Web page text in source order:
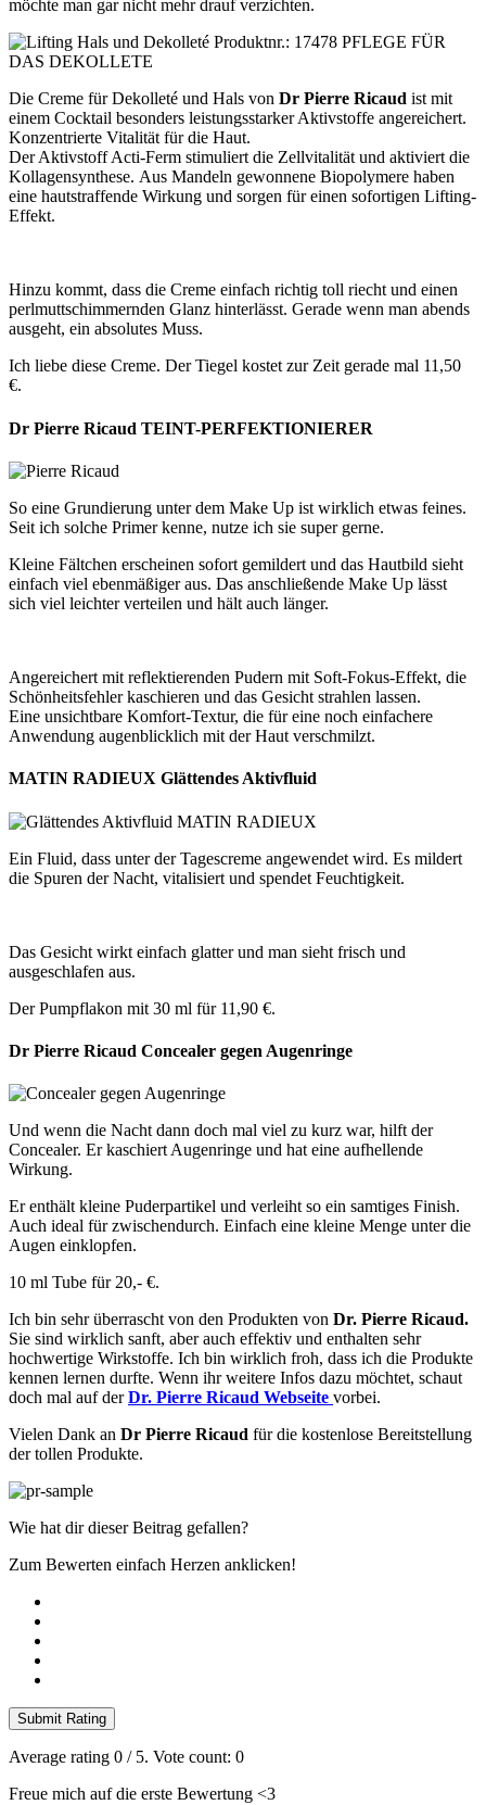
möchte man gar nicht mehr drauf verzichten.
Die Creme für Dekolleté und Hals von Dr Pierre Ricaud ist mit
einem Cocktail besonders leistungsstarker Aktivstoffe angereichert.
Konzentrierte Vitalität für die Haut.
Der Aktivstoff Acti-Ferm stimuliert die Zellvitalität und aktiviert die
Kollagensynthese. Aus Mandeln gewonnene Biopolymere haben
eine hautstraffende Wirkung und sorgen für einen sofortigen Lifting-
Effekt.
Hinzu kommt, dass die Creme einfach richtig toll riecht und einen
perlmuttschimmernden Glanz hinterlässt. Gerade wenn man abends
ausgeht, ein absolutes Muss.
Ich liebe diese Creme. Der Tiegel kostet zur Zeit gerade mal 11,50
€.
Dr Pierre Ricaud TEINT-PERFEKTIONIERER
So eine Grundierung unter dem Make Up ist wirklich etwas feines.
Seit ich solche Primer kenne, nutze ich sie super gerne.
Kleine Fältchen erscheinen sofort gemildert und das Hautbild sieht
einfach viel ebenmäßiger aus. Das anschließende Make Up lässt
sich viel leichter verteilen und hält auch länger.
Angereichert mit reflektierenden Pudern mit Soft-Fokus-Effekt, die
Schönheitsfehler kaschieren und das Gesicht strahlen lassen.
Eine unsichtbare Komfort-Textur, die für eine noch einfachere
Anwendung augenblicklich mit der Haut verschmilzt.
MATIN RADIEUX Glättendes Aktivfluid
Ein Fluid, dass unter der Tagescreme angewendet wird. Es mildert
die Spuren der Nacht, vitalisiert und spendet Feuchtigkeit.
Das Gesicht wirkt einfach glatter und man sieht frisch und
ausgeschlafen aus.
Der Pumpflakon mit 30 ml für 11,90 €.
Dr Pierre Ricaud Concealer gegen Augenringe
Und wenn die Nacht dann doch mal viel zu kurz war, hilft der
Concealer. Er kaschiert Augenringe und hat eine aufhellende
Wirkung.
Er enthält kleine Puderpartikel und verleiht so ein samtiges Finish.
Auch ideal für zwischendurch. Einfach eine kleine Menge unter die
Augen einklopfen.
10 ml Tube für 20,- €.
Ich bin sehr überrascht von den Produkten von Dr. Pierre Ricaud.
Sie sind wirklich sanft, aber auch effektiv und enthalten sehr
hochwertige Wirkstoffe. Ich bin wirklich froh, dass ich die Produkte
kennen lernen durfte. Wenn ihr weitere Infos dazu möchtet, schaut
doch mal auf derDr. Pierre Ricaud Webseite vorbei.
Vielen Dank an Dr Pierre Ricaud für die kostenlose Bereitstellung
der tollen Produkte.
Wie hat dir dieser Beitrag gefallen?
Zum Bewerten einfach Herzen anklicken!
Submit Rating
Average rating 0 / 5. Vote count: 0
Freue mich auf die erste Bewertung <3